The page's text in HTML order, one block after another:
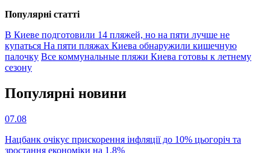
Популярнi статтi
В Киеве подготовили 14 пляжей, но на пяти лучше не
купаться На пяти пляжах Киева обнаружили кишечную
палочку Все коммунальные пляжи Киева готовы к летнему
сезону
Популярнi новини
07.08
Нацбанк очікує прискорення інфляції до 10% цьогоріч та
зростання економіки на 1,8%